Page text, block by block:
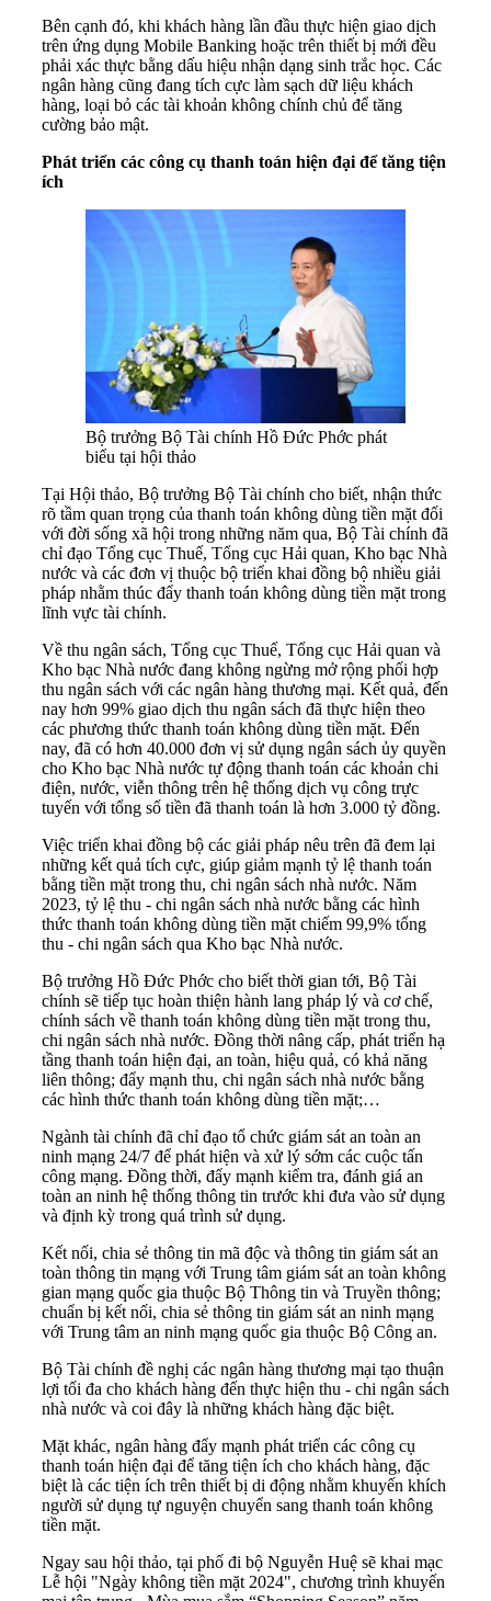
Bên cạnh đó, khi khách hàng lần đầu thực hiện giao dịch
trên ứng dụng Mobile Banking hoặc trên thiết bị mới đều
phải xác thực bằng dấu hiệu nhận dạng sinh trắc học. Các
ngân hàng cũng đang tích cực làm sạch dữ liệu khách
hàng, loại bỏ các tài khoản không chính chủ để tăng
cường bảo mật.
Phát triển các công cụ thanh toán hiện đại để tăng tiện
ích
Bộ trưởng Bộ Tài chính Hồ Đức Phớc phát
biểu tại hội thảo
Tại Hội thảo, Bộ trưởng Bộ Tài chính cho biết, nhận thức
rõ tầm quan trọng của thanh toán không dùng tiền mặt đối
với đời sống xã hội trong những năm qua, Bộ Tài chính đã
chỉ đạo Tổng cục Thuế, Tổng cục Hải quan, Kho bạc Nhà
nước và các đơn vị thuộc bộ triển khai đồng bộ nhiều giải
pháp nhằm thúc đẩy thanh toán không dùng tiền mặt trong
lĩnh vực tài chính.
Về thu ngân sách, Tổng cục Thuế, Tổng cục Hải quan và
Kho bạc Nhà nước đang không ngừng mở rộng phối hợp
thu ngân sách với các ngân hàng thương mại. Kết quả, đến
nay hơn 99% giao dịch thu ngân sách đã thực hiện theo
các phương thức thanh toán không dùng tiền mặt. Đến
nay, đã có hơn 40.000 đơn vị sử dụng ngân sách ủy quyền
cho Kho bạc Nhà nước tự động thanh toán các khoản chi
điện, nước, viễn thông trên hệ thống dịch vụ công trực
tuyến với tổng số tiền đã thanh toán là hơn 3.000 tỷ đồng.
Việc triển khai đồng bộ các giải pháp nêu trên đã đem lại
những kết quả tích cực, giúp giảm mạnh tỷ lệ thanh toán
bằng tiền mặt trong thu, chi ngân sách nhà nước. Năm
2023, tỷ lệ thu - chi ngân sách nhà nước bằng các hình
thức thanh toán không dùng tiền mặt chiếm 99,9% tổng
thu - chi ngân sách qua Kho bạc Nhà nước.
Bộ trưởng Hồ Đức Phớc cho biết thời gian tới, Bộ Tài
chính sẽ tiếp tục hoàn thiện hành lang pháp lý và cơ chế,
chính sách về thanh toán không dùng tiền mặt trong thu,
chi ngân sách nhà nước. Đồng thời nâng cấp, phát triển hạ
tầng thanh toán hiện đại, an toàn, hiệu quả, có khả năng
liên thông; đẩy mạnh thu, chi ngân sách nhà nước bằng
các hình thức thanh toán không dùng tiền mặt;…
Ngành tài chính đã chỉ đạo tổ chức giám sát an toàn an
ninh mạng 24/7 để phát hiện và xử lý sớm các cuộc tấn
công mạng. Đồng thời, đẩy mạnh kiểm tra, đánh giá an
toàn an ninh hệ thống thông tin trước khi đưa vào sử dụng
và định kỳ trong quá trình sử dụng.
Kết nối, chia sẻ thông tin mã độc và thông tin giám sát an
toàn thông tin mạng với Trung tâm giám sát an toàn không
gian mạng quốc gia thuộc Bộ Thông tin và Truyền thông;
chuẩn bị kết nối, chia sẻ thông tin giám sát an ninh mạng
với Trung tâm an ninh mạng quốc gia thuộc Bộ Công an.
Bộ Tài chính đề nghị các ngân hàng thương mại tạo thuận
lợi tối đa cho khách hàng đến thực hiện thu - chi ngân sách
nhà nước và coi đây là những khách hàng đặc biệt.
Mặt khác, ngân hàng đẩy mạnh phát triển các công cụ
thanh toán hiện đại để tăng tiện ích cho khách hàng, đặc
biệt là các tiện ích trên thiết bị di động nhằm khuyến khích
người sử dụng tự nguyện chuyển sang thanh toán không
tiền mặt.
Ngay sau hội thảo, tại phố đi bộ Nguyễn Huệ sẽ khai mạc
Lễ hội "Ngày không tiền mặt 2024", chương trình khuyến